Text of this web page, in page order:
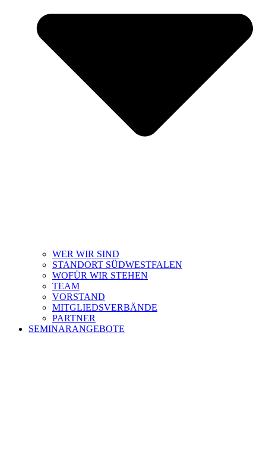
WER WIR SIND
STANDORT SÜDWESTFALEN
WOFÜR WIR STEHEN
TEAM
VORSTAND
MITGLIEDSVERBÄNDE
PARTNER
SEMINARANGEBOTE